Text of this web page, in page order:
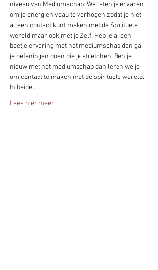
niveau van Mediumschap. We laten je ervaren
om je energieniveau te verhogen zodat je niet
alleen contact kunt maken met de Spirituele
wereld maar ook met je Zelf. Heb je al een
beetje ervaring met het mediumschap dan ga
je oefeningen doen die je stretchen. Ben je
nieuw met het mediumschap dan leren we je
om contact te maken met de spirituele wereld.
In beide…
Lees hier meer